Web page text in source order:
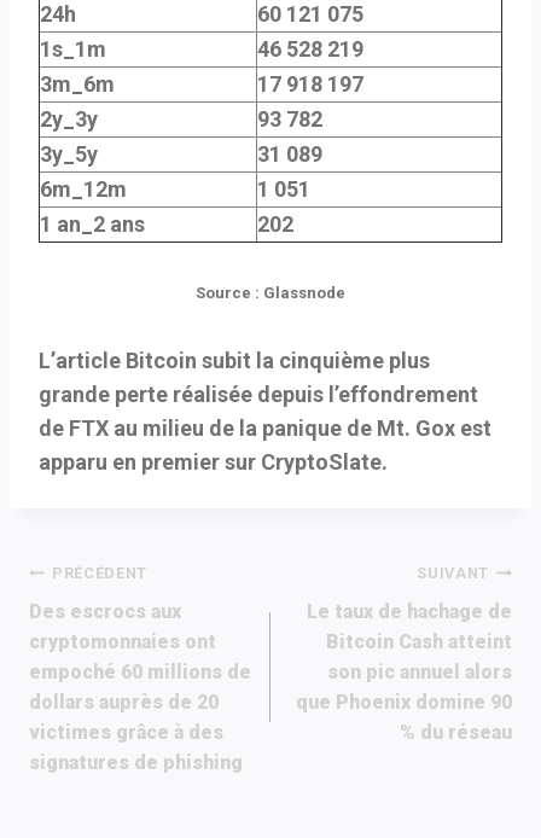
24h
60 121 075
1s_1m
46 528 219
3m_6m
17 918 197
2y_3y
93 782
3y_5y
31 089
6m_12m
1 051
1 an_2 ans
202
Source : Glassnode
L’article Bitcoin subit la cinquième plus
grande perte réalisée depuis l’effondrement
de FTX au milieu de la panique de Mt. Gox est
apparu en premier sur CryptoSlate.
Navigation
de
l’article
PRÉCÉDENT
Des escrocs aux
cryptomonnaies ont
empoché 60 millions de
dollars auprès de 20
victimes grâce à des
signatures de phishing
SUIVANT
Le taux de hachage de
Bitcoin Cash atteint
son pic annuel alors
que Phoenix domine 90
% du réseau